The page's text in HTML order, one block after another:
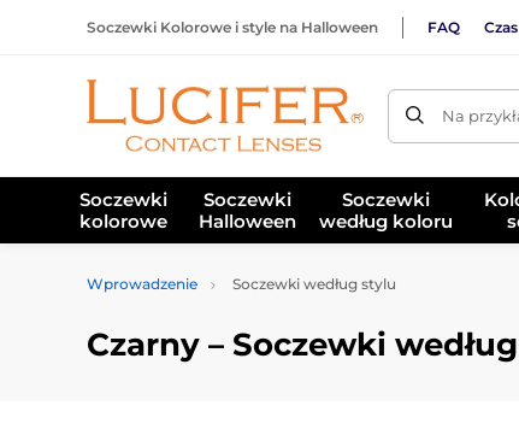
Soczewki Kolorowe i style na Halloween FAQ
Na
Soczewki
kolorowe
Soczewki
Halloween
Soczewki
według koloru
Wprowadzenie Soczewki według stylu
Czarny – Soczewki